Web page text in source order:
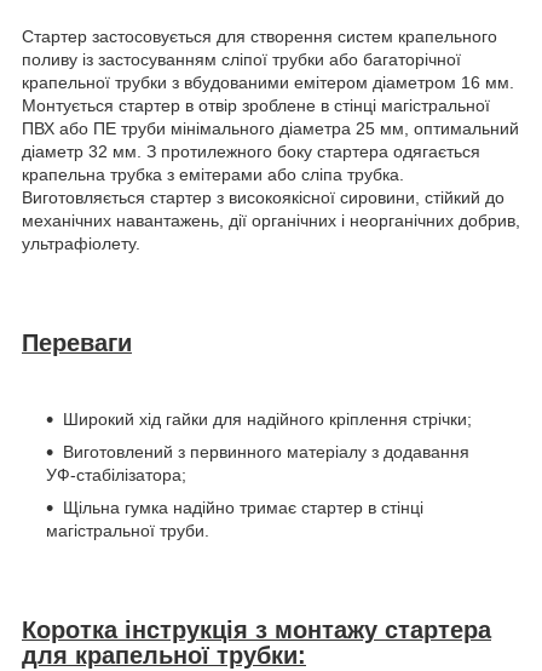
Стартер застосовується для створення систем крапельного
поливу із застосуванням сліпої трубки або багаторічної
крапельної трубки з вбудованими емітером діаметром 16 мм.
Монтується стартер в отвір зроблене в стінці магістральної
ПВХ або ПЕ труби мінімального діаметра 25 мм, оптимальний
діаметр 32 мм. З протилежного боку стартера одягається
крапельна трубка з емітерами або сліпа трубка.
Виготовляється стартер з високоякісної сировини, стійкий до
механічних навантажень, дії органічних і неорганічних добрив,
ультрафіолету.
Переваги
Широкий хід гайки для надійного кріплення стрічки;
Виготовлений з первинного матеріалу з додавання
УФ-стабілізатора;
Щільна гумка надійно тримає стартер в стінці
магістральної труби.
Коротка інструкція з монтажу стартера
для крапельної трубки: